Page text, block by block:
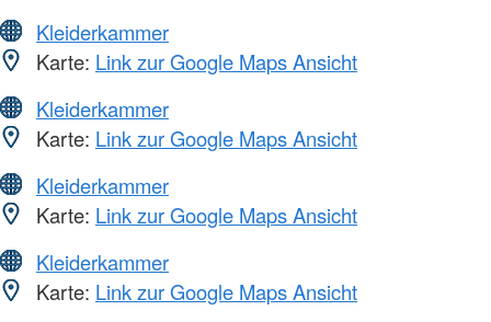
Kleiderkammer
Karte: Link zur Google Maps Ansicht
Kleiderkammer
Karte: Link zur Google Maps Ansicht
Kleiderkammer
Karte: Link zur Google Maps Ansicht
Kleiderkammer
Karte: Link zur Google Maps Ansicht